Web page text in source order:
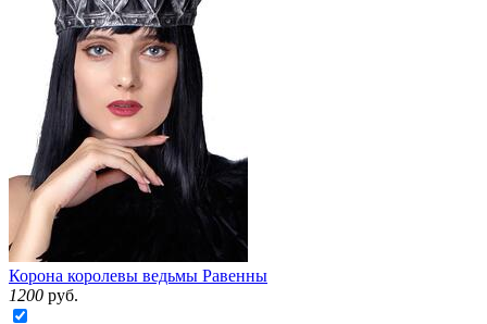
Корона королевы ведьмы Равенны
1200 руб.